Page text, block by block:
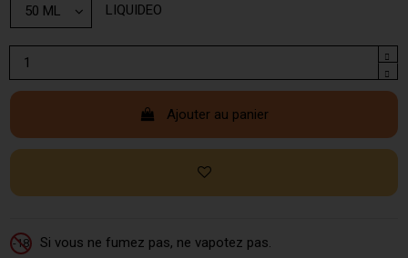
LIQUIDEO
Ajouter au panier
-18 Si vous ne fumez pas, ne vapotez pas.